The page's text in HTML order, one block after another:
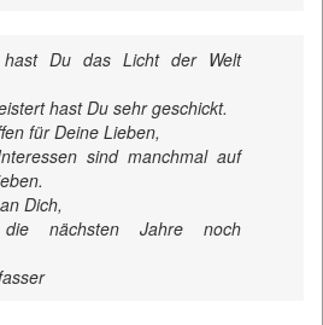
Du das Licht der Welt
hast Du sehr geschickt.
für Deine Lieben,
sind manchmal auf
Dich,
nächsten Jahre noch